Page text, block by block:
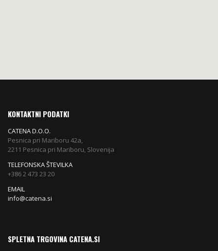
KONTAKTNI PODATKI
CATENA D.O.O.
Pesnica pri Mariboru 42a,
2211 Pesnica pri Mariboru, Slovenija
TELEFONSKA ŠTEVILKA
+386 2 473 23 20
EMAIL
info@catena.si
SPLETNA TRGOVINA CATENA.SI